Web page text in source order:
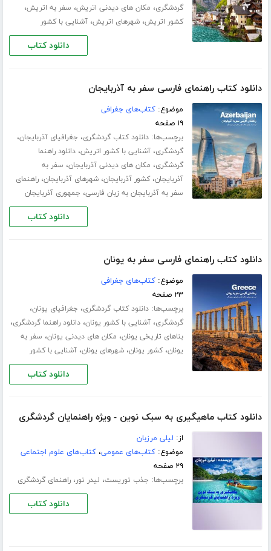
گردشگری، مکان های دیدنی اتریش، سفر به اتریش،
کشور اتریش،شهرهای اتریش،آشنایی با کشور
دانلود کتاب
دانلود کتاب راهنمای فارسی سفر به آذربایجان
موضوع:کتاب‌های جغرافی
۱۹ صفحه
برچسب‌ها:دانلود کتاب گردشگری، جغرافیای آذربایجان،
گردشگری،آشنایی با کشور اتریش،دانلود راهنما
گردشگری، مکان های دیدنی آذربایجان، سفر به
آذربایجان،کشور آذربایجان،شهرهای آذربایجان،راهنمای
سفر به آذربایجان به زبان فارسی، جمهوری آذربایجان
دانلود کتاب
دانلود کتاب راهنمای فارسی سفر به یونان
موضوع:کتاب‌های جغرافی
۲۳ صفحه
برچسب‌ها:دانلود کتاب گردشگری، جغرافیای یونان،
گردشگری،آشنایی با کشور یونان،دانلود راهنما گردشگری،
بناهای تاریخی یونان، مکان های دیدنی یونان، سفر به
یونان،کشور یونان،شهرهای یونان،آشنایی با کشور
دانلود کتاب
دانلود کتاب ماهیگیری به سبک نوین - ویژه راهنمایان گردشگری
از: لیلی مرزبان
موضوع:کتاب‌های عمومی،کتاب‌های علوم اجتماعی
۲۹ صفحه
برچسب‌ها: جذب توریست، لیدر تور،راهنمای گردشگری
دانلود کتاب